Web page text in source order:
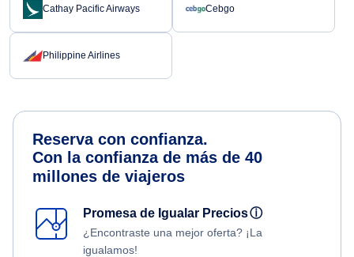
Cathay Pacific Airways Cebgo
Philippine Airlines
Reserva con confianza.
Con la confianza de más de 40
millones de viajeros
Promesa de Igualar Preciosⓘ
¿Encontraste una mejor oferta? ¡La
igualamos!